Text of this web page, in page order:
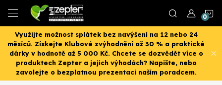
obsah
Využijte možnost splátek bez navýšení na 12 nebo 24
měsíců. Získejte Klubové zvýhodnění až 30 % a praktické
dárky v hodnotě až 5 000 Kč. Chcete se dozvědět více o
produktech Zepter a jejich výhodách? Napište, nebo
zavolejte o bezplatnou prezentaci naším poradcem.